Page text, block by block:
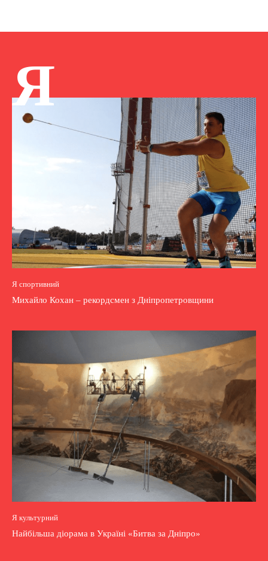
Я
Я спортивний
Михайло Кохан – рекордсмен з Дніпропетровщини
Я культурний
Найбільша діорама в Україні «Битва за Дніпро»